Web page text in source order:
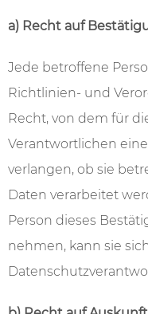
a) Recht auf
Jede betroffene
Richtlinien- und
Recht, von dem für
Verantwortlichen
verlangen, ob sie
Daten verarbeitet
Person dieses
nehmen, kann sie